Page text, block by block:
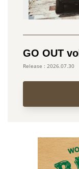
GO OUT
2026.07.30